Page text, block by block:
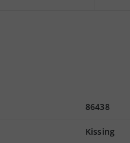
86438
Kissing